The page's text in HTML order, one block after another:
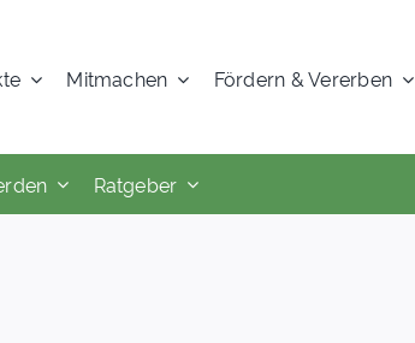
Mitmachen Fördern & Vererben
Ratgeber